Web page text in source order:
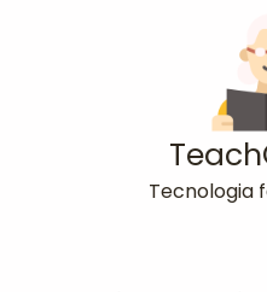
Tecnologia